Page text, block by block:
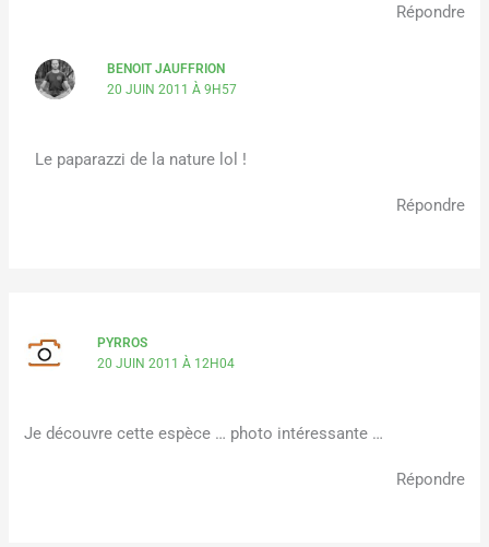
Répondre
BENOIT JAUFFRION
20 JUIN 2011 À 9H57
Le paparazzi de la nature lol !
Répondre
PYRROS
20 JUIN 2011 À 12H04
Je découvre cette espèce … photo intéressante …
Répondre